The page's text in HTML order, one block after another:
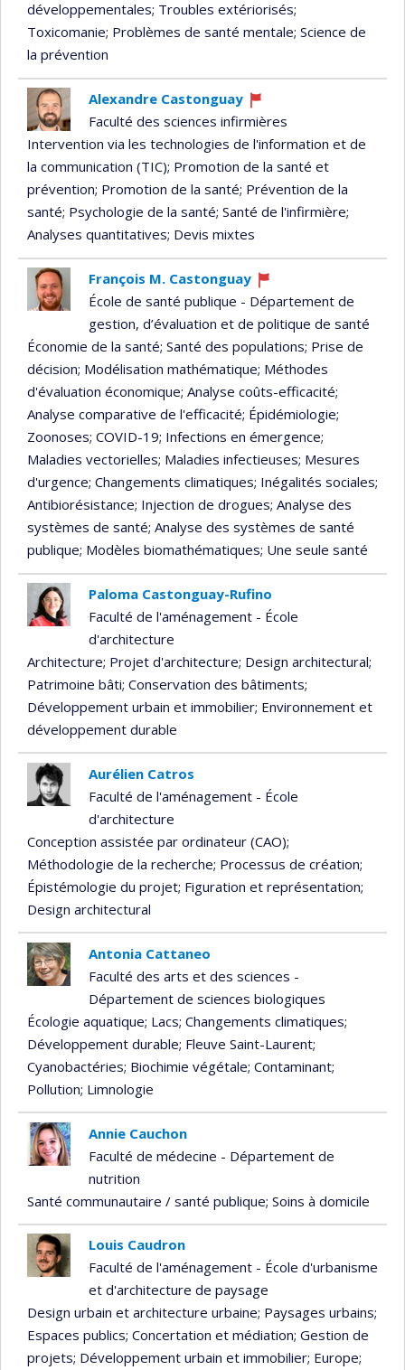
développementales; Troubles extériorisés;
Toxicomanie; Problèmes de santé mentale; Science de
la prévention
Alexandre Castonguay
Ce
professeur
recrute
Faculté des sciences infirmières
Intervention via les technologies de l'information et de
la communication (TIC); Promotion de la santé et
prévention; Promotion de la santé; Prévention de la
santé; Psychologie de la santé; Santé de l'infirmière;
Analyses quantitatives; Devis mixtes
François M. Castonguay
Ce
professeur
recrute
École de santé publique - Département de
gestion, d’évaluation et de politique de santé
Économie de la santé; Santé des populations; Prise de
décision; Modélisation mathématique; Méthodes
d'évaluation économique; Analyse coûts-efficacité;
Analyse comparative de l'efficacité; Épidémiologie;
Zoonoses; COVID-19; Infections en émergence;
Maladies vectorielles; Maladies infectieuses; Mesures
d'urgence; Changements climatiques; Inégalités sociales;
Antibiorésistance; Injection de drogues; Analyse des
systèmes de santé; Analyse des systèmes de santé
publique; Modèles biomathématiques; Une seule santé
Paloma Castonguay-Rufino
Faculté de l'aménagement - École
d'architecture
Architecture; Projet d'architecture; Design architectural;
Patrimoine bâti; Conservation des bâtiments;
Développement urbain et immobilier; Environnement et
développement durable
Aurélien Catros
Faculté de l'aménagement - École
d'architecture
Conception assistée par ordinateur (CAO);
Méthodologie de la recherche; Processus de création;
Épistémologie du projet; Figuration et représentation;
Design architectural
Antonia Cattaneo
Faculté des arts et des sciences -
Département de sciences biologiques
Écologie aquatique; Lacs; Changements climatiques;
Développement durable; Fleuve Saint-Laurent;
Cyanobactéries; Biochimie végétale; Contaminant;
Pollution; Limnologie
Annie Cauchon
Faculté de médecine - Département de
nutrition
Santé communautaire / santé publique; Soins à domicile
Louis Caudron
Faculté de l'aménagement - École d'urbanisme
et d'architecture de paysage
Design urbain et architecture urbaine; Paysages urbains;
Espaces publics; Concertation et médiation; Gestion de
projets; Développement urbain et immobilier; Europe;